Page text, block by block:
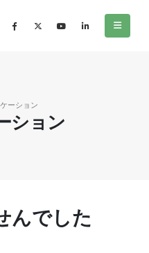
ーション
ション
んでした